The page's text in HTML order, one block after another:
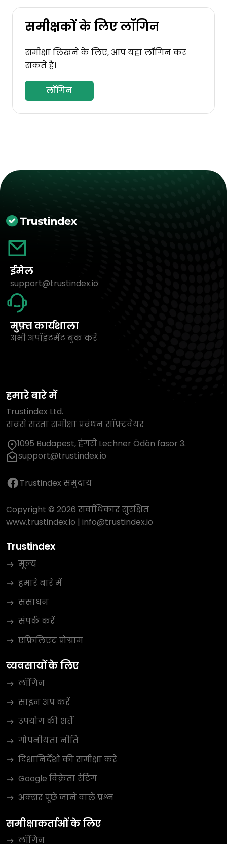
समीक्षकों के लिए लॉगिन
समीक्षा लिखने के लिए, आप यहां लॉगिन कर
सकते हैं।
लॉगिन
ईमेल
support@trustindex.io
मुफ़्त कार्यशाला
अभी अपॉइंटमेंट बुक करें
हमारे बारे में
Trustindex Ltd.
सबसे सस्ता समीक्षा प्रबंधन सॉफ़्टवेयर
1095 Budapest, हंगरी Lechner Ödön fasor 3.
support@trustindex.io
Trustindex समुदाय
Copyright © 2026 सर्वाधिकार सुरक्षित
www.trustindex.io | info@trustindex.io
Trustindex
मूल्य
हमारे बारे में
संसाधन
संपर्क करें
एफ़िलिएट प्रोग्राम
व्यवसायों के लिए
लॉगिन
साइन अप करें
उपयोग की शर्तें
गोपनीयता नीति
दिशानिर्देशों की समीक्षा करें
Google विक्रेता रेटिंग
अक्सर पूछे जाने वाले प्रश्न
समीक्षाकर्ताओं के लिए
लॉगिन